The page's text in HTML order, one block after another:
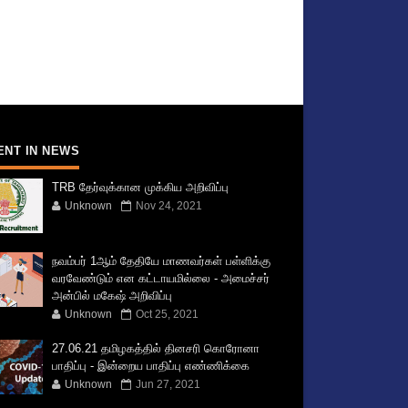
IN NEWS
TRB தேர்வுக்கான முக்கிய அறிவிப்பு
Unknown Nov 24, 2021
நவம்பர் 1ஆம் தேதியே மாணவர்கள் பள்ளிக்கு
வரவேண்டும் என கட்டாயமில்லை - அமைச்சர்
அன்பில் மகேஷ் அறிவிப்பு
Unknown Oct 25, 2021
27.06.21 தமிழகத்தில் தினசரி கொரோனா
பாதிப்பு - இன்றைய பாதிப்பு எண்ணிக்கை
Unknown Jun 27, 2021